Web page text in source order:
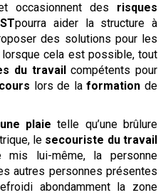
occasionnent des risques
pourra aider la structure à
des solutions pour les
cela est possible, tout
du travail compétents pour
lors de laformation de
plaie telle qu’une brûlure
le secouriste du travail
mis lui-même, la personne
autres personnes présentes
abondamment la zone